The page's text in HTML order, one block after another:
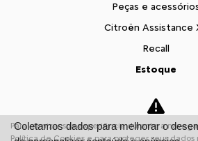
Peças e
Citroën Assistance
Recall
Estoque
Seminovos
Fale conosco
Para otimizar sua experiência durante a
Política de Cookies e para proteger seus dados
Coletamos dados para melhorar o